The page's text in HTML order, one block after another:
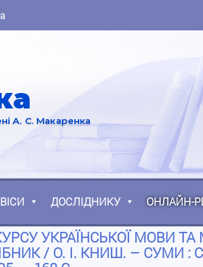
А. С. Макаренка
ДОСЛІДНИКУ ОНЛАЙН-
УКРАЇНСЬКОЇ МОВИ
/ О. І. КНИШ. – СУМИ :